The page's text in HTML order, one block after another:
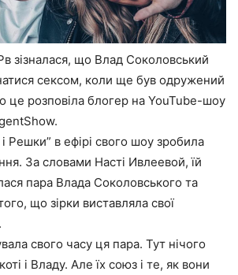
зізналася, що Влад Соколовський
сексом, коли ще був одружений
це розповіла блогер на YouTube-шоу
Решки” в ефірі свого шоу зробила
За словами Насті Ивлеевой, їй
пара Влада Соколовського та
що зірки виставляла свої
свого часу ця пара. Тут нічого
і Владу. Але їх союз і те, як вони